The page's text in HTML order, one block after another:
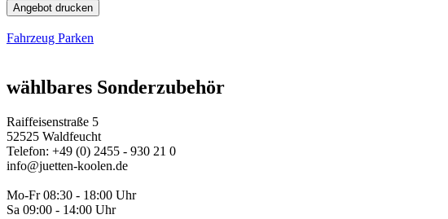
Angebot drucken
Fahrzeug Parken
wählbares Sonderzubehör
Raiffeisenstraße 5
52525 Waldfeucht
Telefon: +49 (0) 2455 - 930 21 0
info@juetten-koolen.de
Mo-Fr 08:30 - 18:00 Uhr
Sa 09:00 - 14:00 Uhr